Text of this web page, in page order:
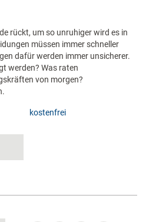
rückt, um so unruhiger wird es in
müssen immer schneller
dafür werden immer unsicherer.
werden? Was raten
von morgen?
kostenfrei